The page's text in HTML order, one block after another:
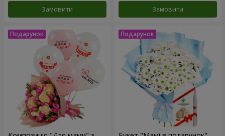
Замовити Замовити